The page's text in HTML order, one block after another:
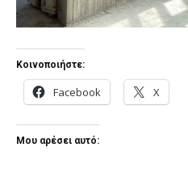
Κοινοποιήστε:
Facebook X
Μου αρέσει αυτό: